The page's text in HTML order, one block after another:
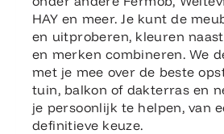
HAY en meer. Je kunt de
en uitproberen, kleuren
en merken combineren. We
met je mee over de beste
tuin, balkon of dakterras en
je persoonlijk te helpen, van
definitieve keuze.